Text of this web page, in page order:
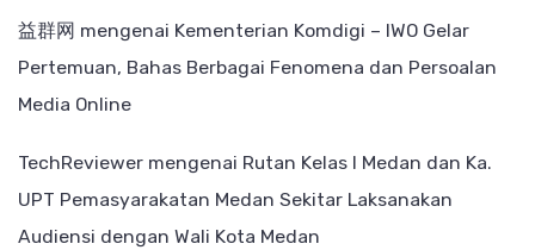
益群网 mengenai Kementerian Komdigi – IWO Gelar
Pertemuan, Bahas Berbagai Fenomena dan Persoalan
Media Online
TechReviewer mengenai Rutan Kelas I Medan dan Ka.
UPT Pemasyarakatan Medan Sekitar Laksanakan
Audiensi dengan Wali Kota Medan